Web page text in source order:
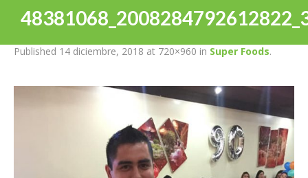
Published 14 diciembre, 2018 at 720×960 in Super Foods.